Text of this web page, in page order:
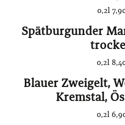
0,2l
Spätburgunder
0,2l
Blauer Zweigelt,
Kremstal,
0,2l